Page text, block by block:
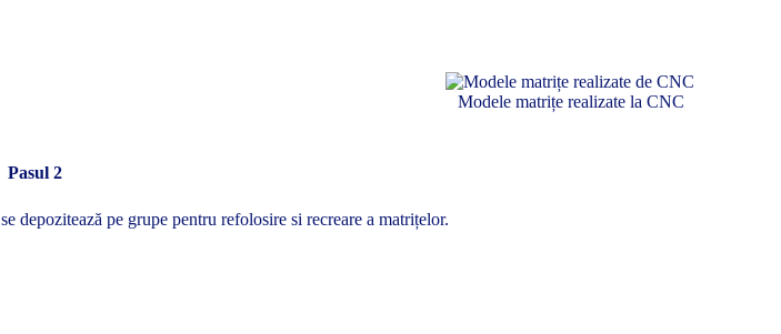
Modele matrițe realizate la CNC
Pasul 2
depozitează pe grupe pentru refolosire si recreare a matrițelor.